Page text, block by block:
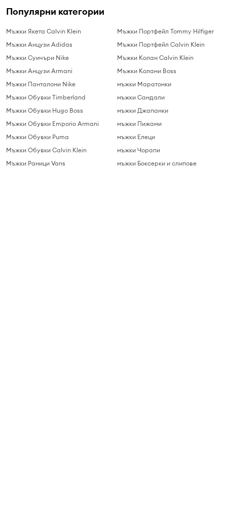
Популярни категории
Мъжки Якета Calvin Klein
Мъжки Анцузи Adidas
Мъжки Суичъри Nike
Мъжки Анцузи Armani
Мъжки Панталони Nike
Мъжки Обувки Timberland
Мъжки Обувки Hugo Boss
Мъжки Обувки Emporio Armani
Мъжки Обувки Puma
Мъжки Обувки Calvin Klein
Мъжки Раници Vans
Мъжки Портфейл Tommy Hilfiger
Мъжки Портфейл Calvin Klein
Мъжки Колан Calvin Klein
Мъжки Колани Boss
мъжки Маратонки
мъжки Сандали
мъжки Джапанки
мъжки Пижами
мъжки Елеци
мъжки Чорапи
мъжки Боксерки и слипове